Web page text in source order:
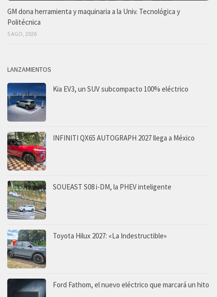
GM dona herramienta y maquinaria a la Univ. Tecnológica y
Politécnica
5 AGO, 2026
LANZAMIENTOS
Kia EV3, un SUV subcompacto 100% eléctrico
INFINITI QX65 AUTOGRAPH 2027 llega a México
SOUEAST S08 i-DM, la PHEV inteligente
Toyota Hilux 2027: «La Indestructible»
Ford Fathom, el nuevo eléctrico que marcará un hito